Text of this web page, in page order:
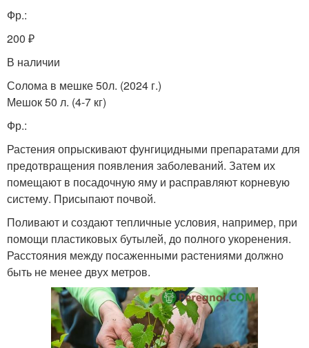
Фр.:
200 ₽
В наличии
Солома в мешке 50л. (2024 г.)
Мешок 50 л. (4-7 кг)
Фр.:
Растения опрыскивают фунгицидными препаратами для
предотвращения появления заболеваний. Затем их
помещают в посадочную яму и расправляют корневую
систему. Присыпают почвой.
Поливают и создают тепличные условия, например, при
помощи пластиковых бутылей, до полного укоренения.
Расстояния между посаженными растениями должно
быть не менее двух метров.